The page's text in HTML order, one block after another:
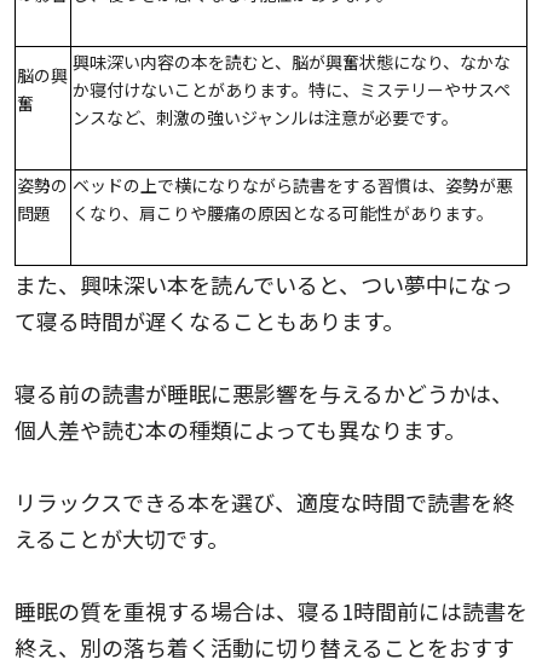
脳の興
奮
興味深い内容の本を読むと、脳が興奮状態になり、なかな
か寝付けないことがあります。特に、ミステリーやサスペ
ンスなど、刺激の強いジャンルは注意が必要です。
姿勢の
問題
ベッドの上で横になりながら読書をする習慣は、姿勢が悪
くなり、肩こりや腰痛の原因となる可能性があります。
また、興味深い本を読んでいると、つい夢中になっ
て寝る時間が遅くなることもあります。
寝る前の読書が睡眠に悪影響を与えるかどうかは、
個人差や読む本の種類によっても異なります。
リラックスできる本を選び、適度な時間で読書を終
えることが大切です。
睡眠の質を重視する場合は、寝る1時間前には読書を
終え、別の落ち着く活動に切り替えることをおすす